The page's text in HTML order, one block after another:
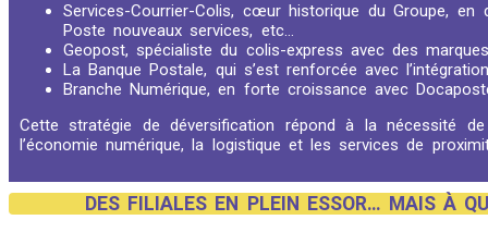
Services-Courrier-Colis, cœur historique du Groupe,
Poste nouveaux services, etc…
Geopost, spécialiste du colis-express avec des
La Banque Postale, qui s’est renforcée avec
Branche Numérique, en forte croissance avec
Cette stratégie de déversification répond à la nécessité
l’économie numérique, la logistique et les services de
DES FILIALES EN PLEIN ESSOR… MAIS À